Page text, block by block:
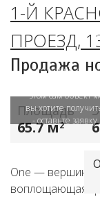
1-Й
ПРОЕЗД,
Продажа
Отсутствие
этом сам объект
вы хотите
- оставьте
Площадь
65.7 м2
One — вершина
воплощающая